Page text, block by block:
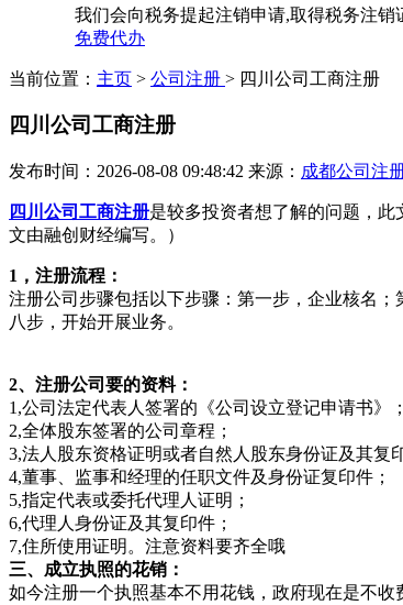
我们会向税务提起注销申请,取得税务注
免费代办
当前位置： 主页 > 公司注册 > 四川公司工商注册
四川公司工商注册
发布时间：2026-08-08 09:48:42 来源： 成都公司注
四川公司工商注册是较多投资者想了解的问题，
文由融创财经编写。）
1，注册流程：
注册公司步骤包括以下步骤：第一步，企业核名
八步，开始开展业务。
2、注册公司要的资料：
1,公司法定代表人签署的《公司设立登记申请书》；
2,全体股东签署的公司章程；
3,法人股东资格证明或者自然人股东身份证及其复
4,董事、监事和经理的任职文件及身份证复印件；
5,指定代表或委托代理人证明；
6,代理人身份证及其复印件；
7,住所使用证明。注意资料要齐全哦
三、成立执照的花销：
如今注册一个执照基本不用花钱，政府现在是不